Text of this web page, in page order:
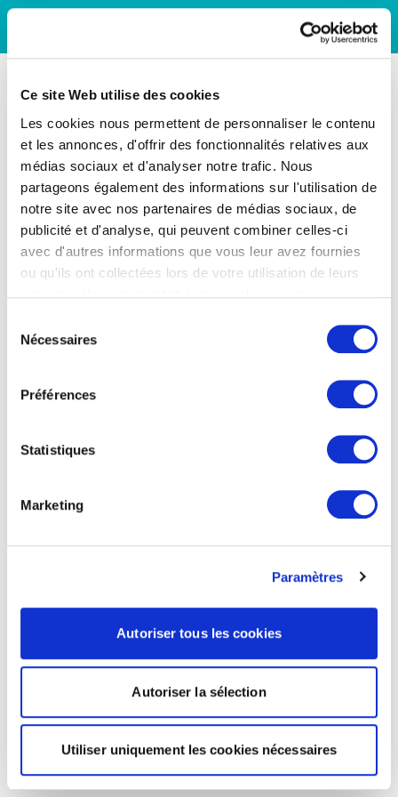
Ce site Web utilise des cookies
Les cookies nous permettent de personnaliser le contenu
et les annonces, d'offrir des fonctionnalités relatives aux
médias sociaux et d'analyser notre trafic. Nous
partageons également des informations sur l'utilisation de
notre site avec nos partenaires de médias sociaux, de
publicité et d'analyse, qui peuvent combiner celles-ci
avec d'autres informations que vous leur avez fournies
ou qu'ils ont collectées lors de votre utilisation de leurs
Nécessaires
Préférences
Statistiques
Marketing
Paramètres
Autoriser tous les cookies
Autoriser la sélection
Utiliser uniquement les cookies nécessaires